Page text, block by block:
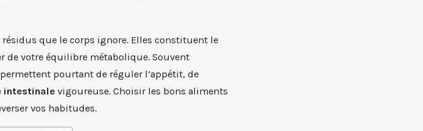
que le corps ignore. Elles constituent le
de votre équilibre métabolique. Souvent
pourtant de réguler l’appétit, de
intestinale vigoureuse. Choisir les bons aliments
vos habitudes.